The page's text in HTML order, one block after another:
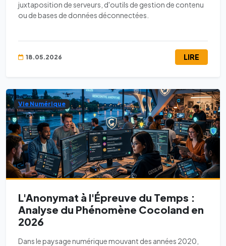
juxtaposition de serveurs, d'outils de gestion de contenu
ou de bases de données déconnectées.
18.05.2026 LIRE
Vie Numérique
L'Anonymat à l'Épreuve du Temps :
Analyse du Phénomène Cocoland en
2026
Dans le paysage numérique mouvant des années 2020,